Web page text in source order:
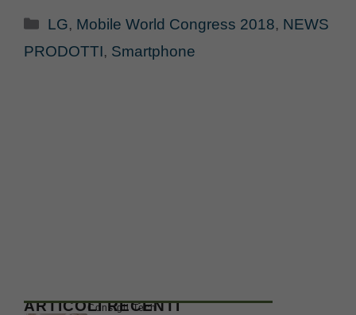
Categorie
LG, Mobile World Congress 2018, NEWS
PRODOTTI, Smartphone
ARTICOLI RECENTI
Consigli Tech